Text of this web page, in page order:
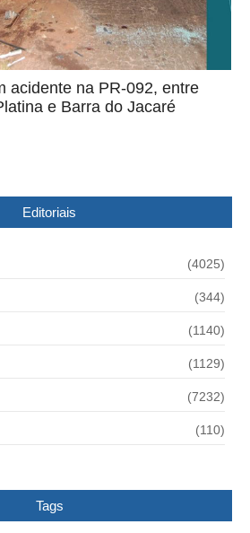
acidente na PR-092, entre
e Barra do Jacaré
Editoriais
(4025)
(344)
(1140)
(1129)
(7232)
(110)
Tags